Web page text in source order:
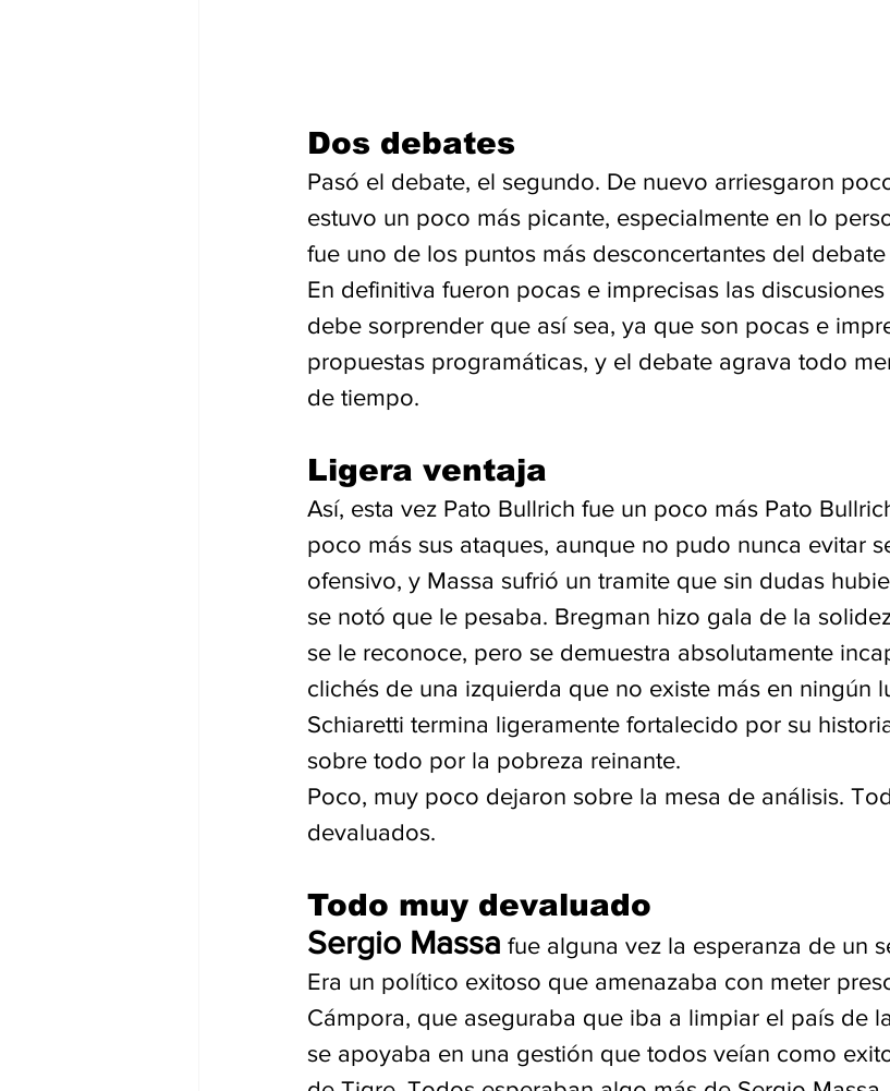
Dos debates
Pasó el debate, el segundo. De nuevo arriesgaron
estuvo un poco más picante, especialmente en lo
fue uno de los puntos más desconcertantes del
En definitiva fueron pocas e imprecisas las
debe sorprender que así sea, ya que son pocas e
propuestas programáticas, y el debate agrava todo
de tiempo.
Ligera ventaja
Así, esta vez Pato Bullrich fue un poco más Pato
poco más sus ataques, aunque no pudo nunca evitar
ofensivo, y Massa sufrió un tramite que sin dudas
se notó que le pesaba. Bregman hizo gala de la
se le reconoce, pero se demuestra absolutamente
clichés de una izquierda que no existe más en ningún
Schiaretti termina ligeramente fortalecido por su
sobre todo por la pobreza reinante.
Poco, muy poco dejaron sobre la mesa de análisis.
devaluados.
Todo muy devaluado
Sergio Massa fue alguna vez la esperanza de un
Era un político exitoso que amenazaba con meter
Cámpora, que aseguraba que iba a limpiar el país de
se apoyaba en una gestión que todos veían como